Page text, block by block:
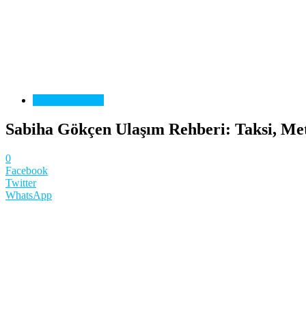
Sabiha Gökçen Ulaşım Rehberi: Taksi,
0
Facebook
Twitter
WhatsApp